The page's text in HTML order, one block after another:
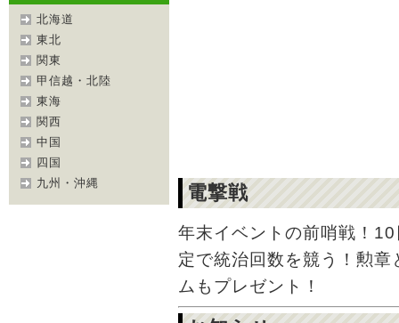
北海道
東北
関東
甲信越・北陸
東海
関西
中国
四国
九州・沖縄
電撃戦
年末イベントの前哨戦！
定で統治回数を競う！勲
ムもプレゼント！